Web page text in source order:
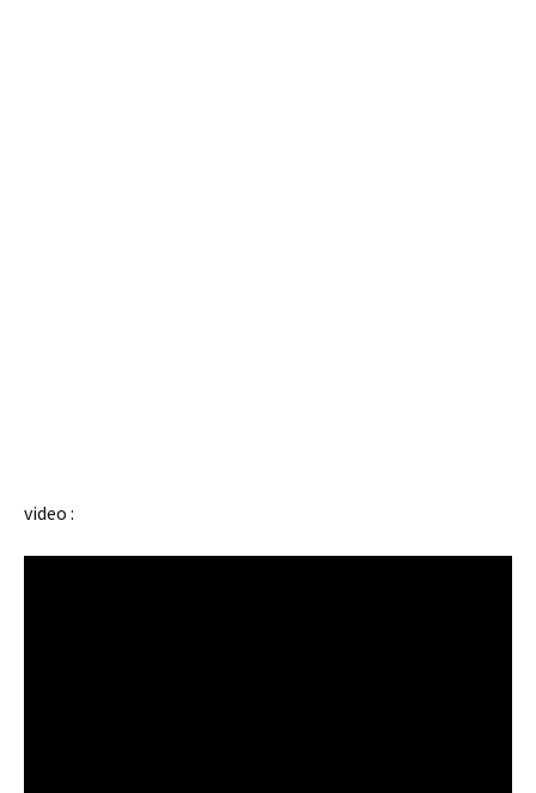
video :